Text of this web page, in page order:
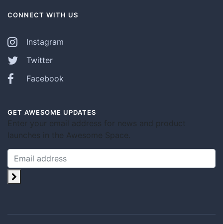
CONNECT WITH US
Instagram
Twitter
Facebook
GET AWESOME UPDATES
Enter your email address for news and product
launches in the Awesome Space.